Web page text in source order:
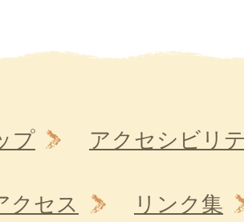
プ アクセシビリ
クセス リンク集